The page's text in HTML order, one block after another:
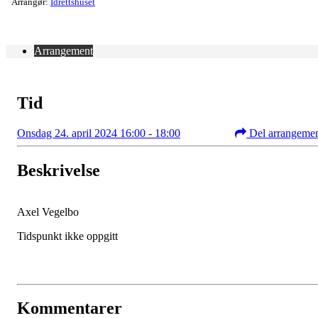
Arrangement
Tid
Onsdag 24. april 2024 16:00 - 18:00 Del
Beskrivelse
Axel Vegelbo
Tidspunkt ikke oppgitt
Kommentarer